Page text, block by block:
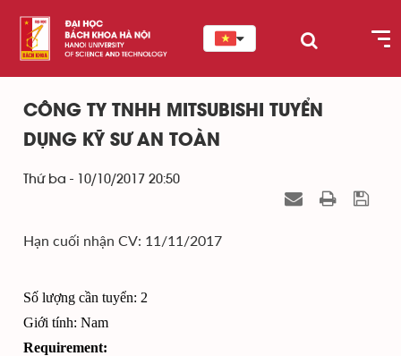
CÔNG TY TNHH MITSUBISHI TUYỂN
DỤNG KỸ SƯ AN TOÀN
Thứ ba - 10/10/2017 20:50
Hạn cuối nhận CV: 11/11/2017
Số lượng cần tuyển: 2
Giới tính: Nam
Requirement: